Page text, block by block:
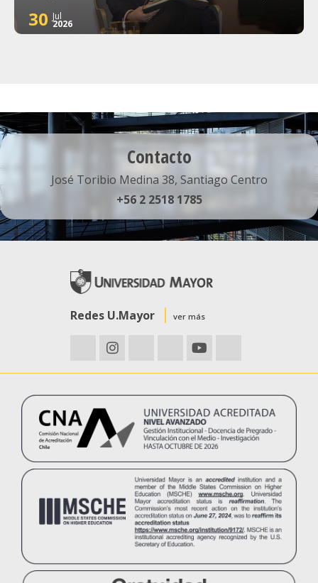
30 Jul
2026
Contacto
José Toribio Medina 38, Santiago Centro
+56 2 2518 1785
Redes U.Mayor ver más